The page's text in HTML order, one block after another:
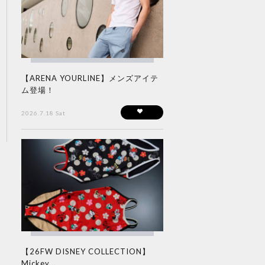
【ARENA YOURLINE】メンズアイテ
ム登場！
2026.7.18 Sat
【26FW DISNEY COLLECTION】